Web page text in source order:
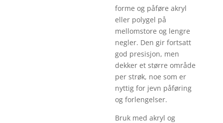
forme og påføre akryl
eller polygel på
mellomstore og lengre
negler. Den gir fortsatt
god presisjon, men
dekker et større område
per strøk, noe som er
nyttig for jevn påføring
og forlengelser.
Bruk med akryl og